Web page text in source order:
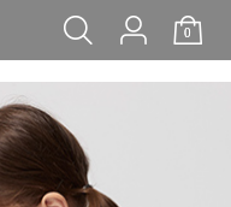
0
KIDS BABY